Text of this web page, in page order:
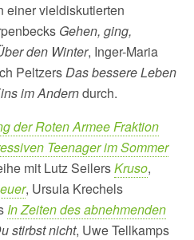
einer vieldiskutierten
Gehen, ging,
den Winter, Inger-Maria
PeltzersDas bessere Leben
im Anderndurch.
der Roten Armee Fraktion
Teenager im Sommer
mit Lutz SeilersKruso,
, Ursula Krechels
In Zeiten des abnehmenden
stirbst nicht, Uwe Tellkamps